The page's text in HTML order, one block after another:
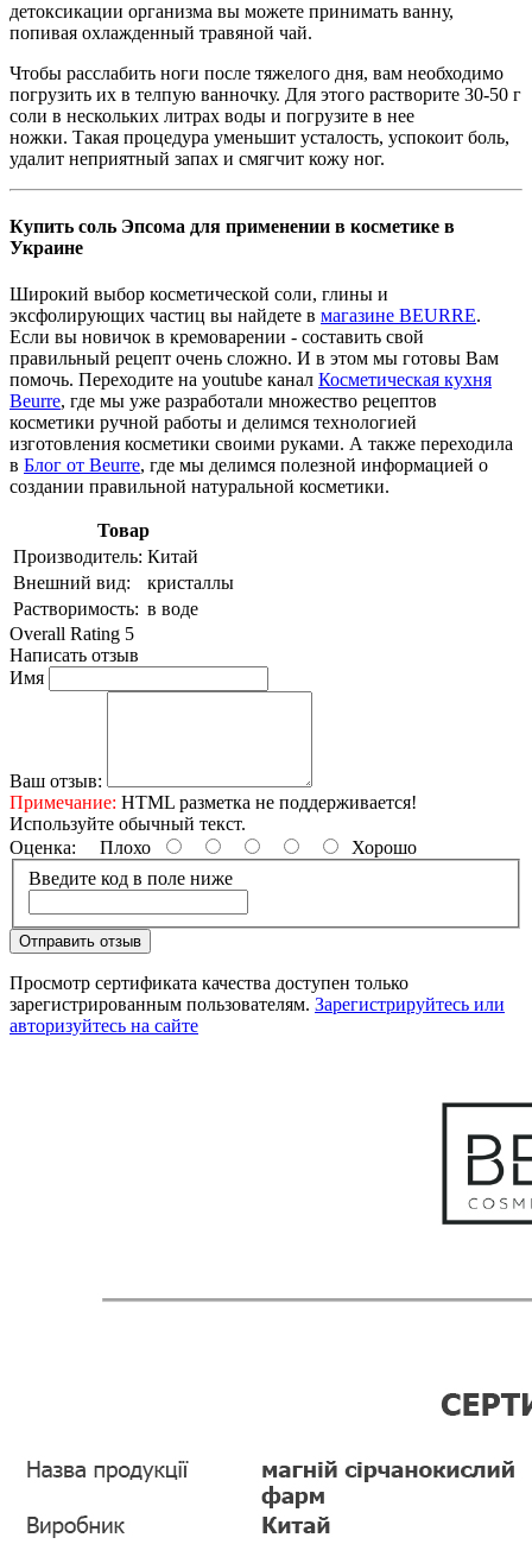
детоксикации организма вы можете принимать ванну,
попивая охлажденный травяной чай.
Чтобы расслабить ноги после тяжелого дня, вам необходимо
погрузить их в телпую ванночку. Для этого растворите 30-50 г
соли в нескольких литрах воды и погрузите в нее
ножки. Такая процедура уменьшит усталость, успокоит боль,
удалит неприятный запах и смягчит кожу ног.
Купить соль Эпсома для применении в косметике в
Украине
Широкий выбор косметической соли, глины и
эксфолирующих частиц вы найдете в магазине BEURRE.
Если вы новичок в кремоварении - составить свой
правильный рецепт очень сложно. И в этом мы готовы Вам
помочь. Переходите на youtube канал Косметическая кухня
Beurre, где мы уже разработали множество рецептов
косметики ручной работы и делимся технологией
изготовления косметики своими руками. А также переходила
в Блог от Beurre, где мы делимся полезной информацией о
создании правильной натуральной косметики.
Товар
Производитель: Китай
Внешний вид:
кристаллы
Растворимость: в воде
Overall Rating 5
Написать отзыв
Имя
Ваш отзыв:
Примечание: HTML разметка не поддерживается!
Используйте обычный текст.
Оценка: Плохо
Хорошо
Введите код в поле ниже
Отправить отзыв
Просмотр сертификата качества доступен только
зарегистрированным пользователям. Зарегистрируйтесь или
авторизуйтесь на сайте